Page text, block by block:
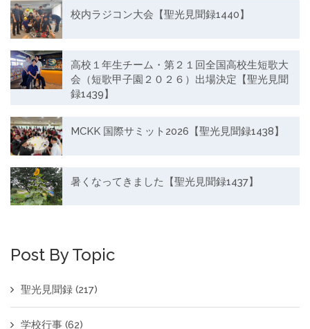
校内ラジコン大会【聖光見聞録1440】
高校１年生チーム・第２１回全国高校生短歌大
会（短歌甲子園２０２６）出場決定【聖光見聞
録1439】
MCKK 国際サミット2026【聖光見聞録1438】
暑くなってきました【聖光見聞録1437】
Post By Topic
聖光見聞録 (217)
学校行事 (62)